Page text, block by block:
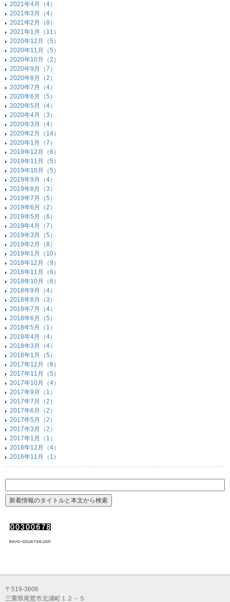
2021年4月（4）
2021年3月（4）
2021年2月（8）
2021年1月（11）
2020年12月（5）
2020年11月（5）
2020年10月（2）
2020年9月（7）
2020年8月（2）
2020年7月（4）
2020年6月（5）
2020年5月（4）
2020年4月（3）
2020年3月（4）
2020年2月（14）
2020年1月（7）
2019年12月（6）
2019年11月（5）
2019年10月（5）
2019年9月（4）
2019年8月（3）
2019年7月（5）
2019年6月（2）
2019年5月（6）
2019年4月（7）
2019年3月（5）
2019年2月（8）
2019年1月（10）
2018年12月（9）
2018年11月（6）
2018年10月（6）
2018年9月（4）
2018年8月（3）
2018年7月（4）
2018年6月（5）
2018年5月（1）
2018年4月（4）
2018年3月（4）
2018年1月（5）
2017年12月（6）
2017年11月（5）
2017年10月（4）
2017年9月（1）
2017年7月（2）
2017年6月（2）
2017年5月（2）
2017年3月（2）
2017年1月（1）
2016年12月（4）
2016年11月（1）
〒519-3606
三重県尾鷲市北浦町１２－５